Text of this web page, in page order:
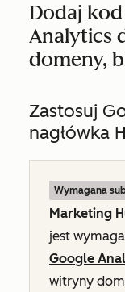
Dodaj
Analytics
domeny,
Zastosuj
nagłówka
Wymagana
Marketing
jest
Google
witryny